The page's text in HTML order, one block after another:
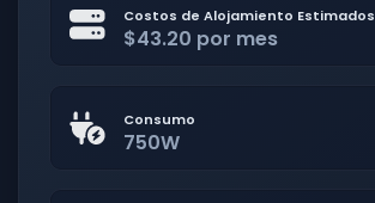
Costos de Alojamiento Estimados
$43.20 por mes
Consumo
750W